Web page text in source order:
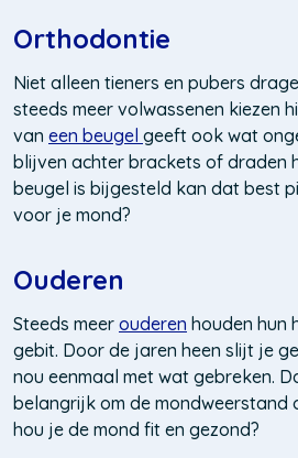
Orthodontie
Niet alleen tieners en pubers
steeds meer volwassenen kiezen
van een beugel geeft ook wat
blijven achter brackets of draden
beugel is bijgesteld kan dat best
voor je mond?
Ouderen
Steeds meer ouderen houden hun
gebit. Door de jaren heen slijt je
nou eenmaal met wat gebreken.
belangrijk om de mondweerstand
hou je de mond fit en gezond?